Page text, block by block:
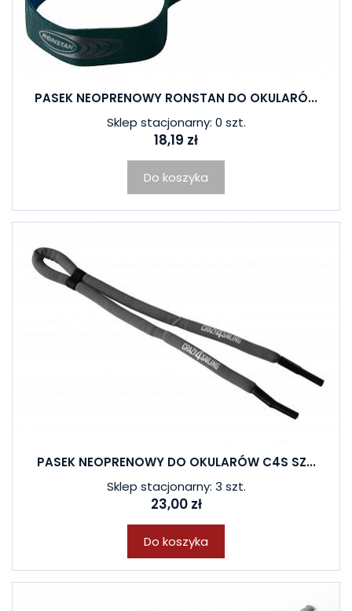
PASEK NEOPRENOWY RONSTAN DO OKULARÓ...
Sklep stacjonarny: 0 szt.
18,19 zł
Do koszyka
PASEK NEOPRENOWY DO OKULARÓW C4S SZ...
Sklep stacjonarny: 3 szt.
23,00 zł
Do koszyka